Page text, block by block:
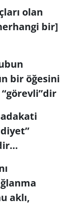
olan
bir]
bir öğesini
aklı,